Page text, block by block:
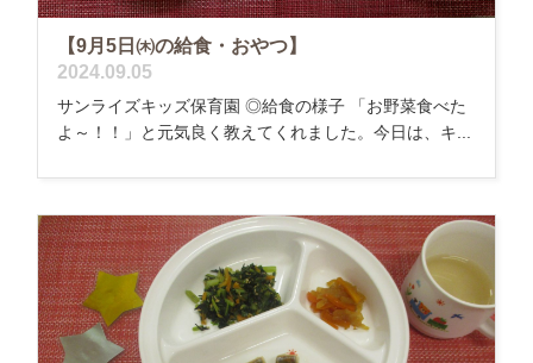
【9月5日㈭の給食・おやつ】
2024.09.05
サンライズキッズ保育園 ◎給食の様子 「お野菜食べた
よ～！！」と元気良く教えてくれました。今日は、キ...